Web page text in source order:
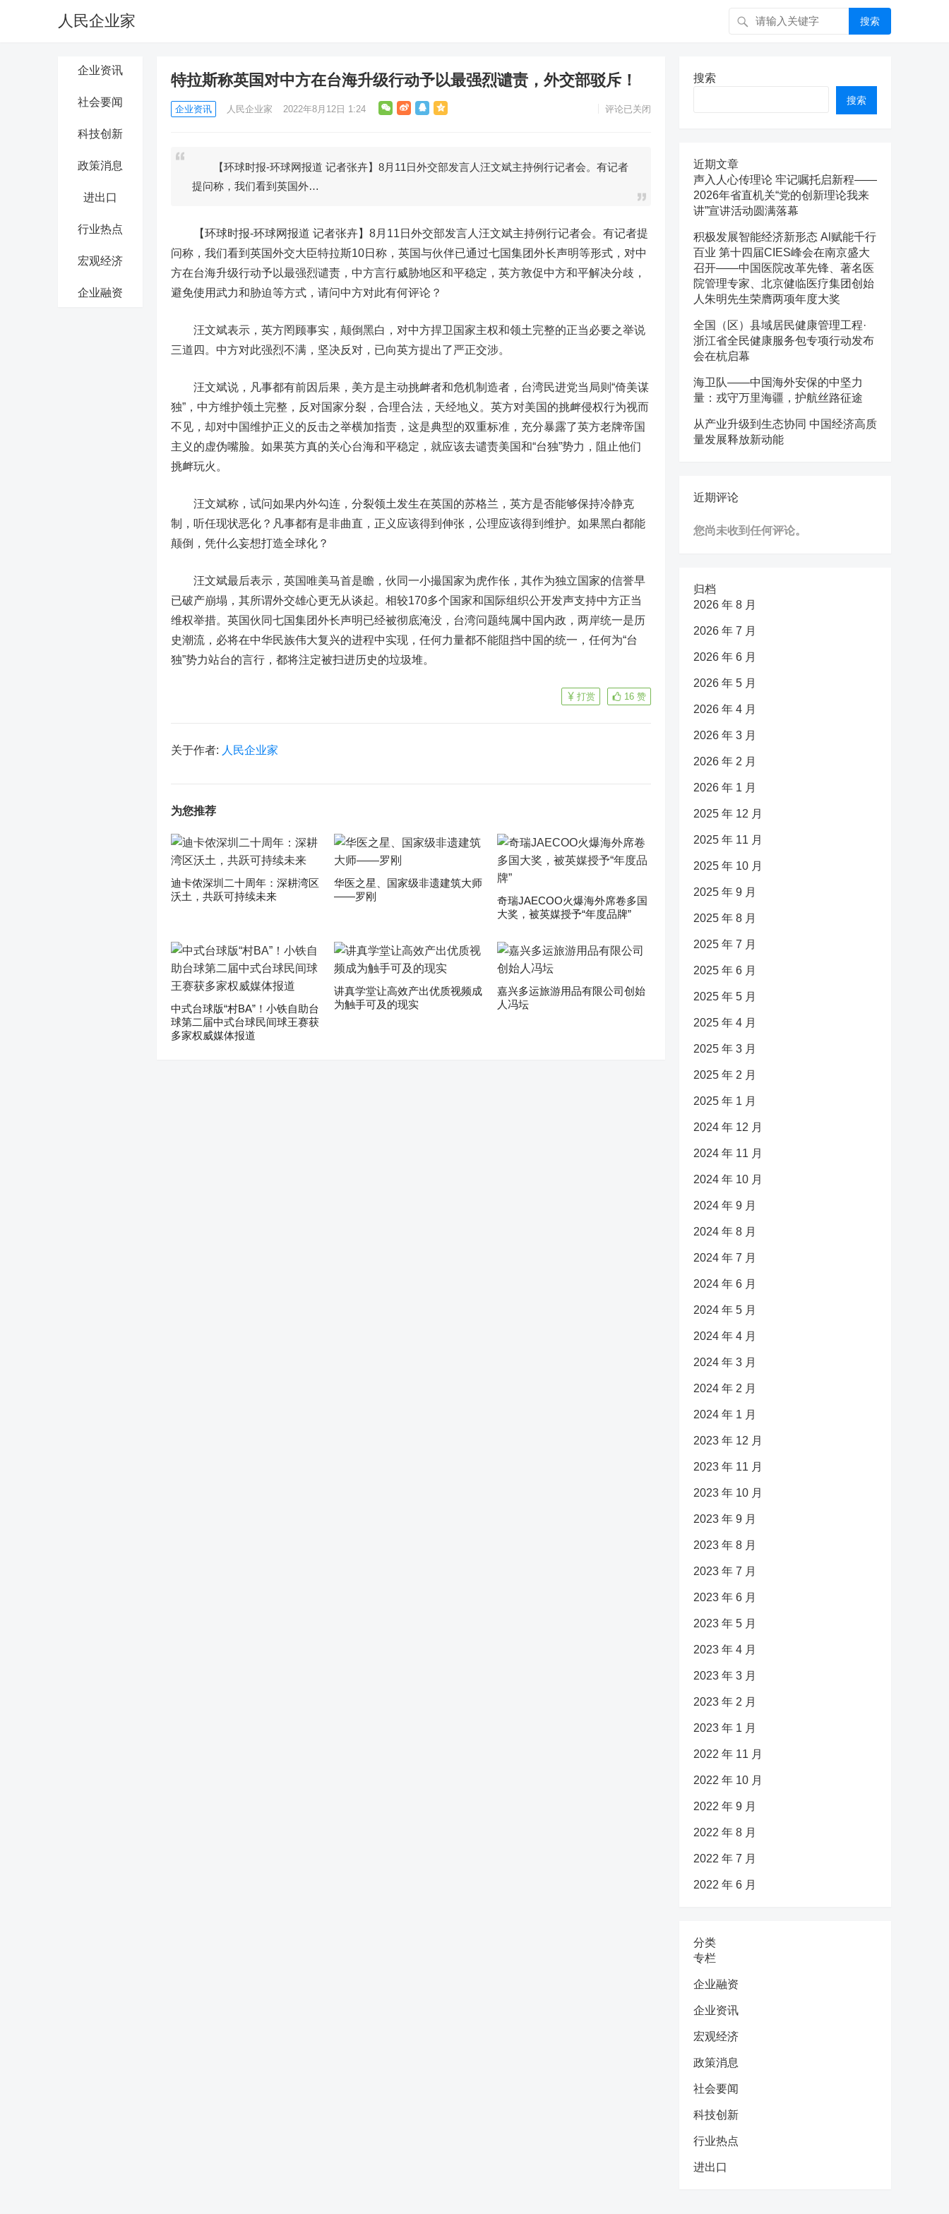
人民企业家 搜索
企业资讯
社会要闻
科技创新
政策消息
进出口
行业热点
宏观经济
企业融资
特拉斯称英国对中方在台海升级行动予以最强烈谴责，外交部驳斥！
企业资讯 人民企业家 2022年8月12日 1:24 评论已关闭
【环球时报-环球网报道 记者张卉】8月11日外交部发言人汪文斌主持例行记者会。有记者
提问称，我们看到英国外…
【环球时报-环球网报道 记者张卉】8月11日外交部发言人汪文斌主持例行记者会。有记者提
问称，我们看到英国外交大臣特拉斯10日称，英国与伙伴已通过七国集团外长声明等形式，对中
方在台海升级行动予以最强烈谴责，中方言行威胁地区和平稳定，英方敦促中方和平解决分歧，
避免使用武力和胁迫等方式，请问中方对此有何评论？
汪文斌表示，英方罔顾事实，颠倒黑白，对中方捍卫国家主权和领土完整的正当必要之举说
三道四。中方对此强烈不满，坚决反对，已向英方提出了严正交涉。
汪文斌说，凡事都有前因后果，美方是主动挑衅者和危机制造者，台湾民进党当局则“倚美谋
独”，中方维护领土完整，反对国家分裂，合理合法，天经地义。英方对美国的挑衅侵权行为视而
不见，却对中国维护正义的反击之举横加指责，这是典型的双重标准，充分暴露了英方老牌帝国
主义的虚伪嘴脸。如果英方真的关心台海和平稳定，就应该去谴责美国和“台独”势力，阻止他们
挑衅玩火。
汪文斌称，试问如果内外勾连，分裂领土发生在英国的苏格兰，英方是否能够保持冷静克
制，听任现状恶化？凡事都有是非曲直，正义应该得到伸张，公理应该得到维护。如果黑白都能
颠倒，凭什么妄想打造全球化？
汪文斌最后表示，英国唯美马首是瞻，伙同一小撮国家为虎作伥，其作为独立国家的信誉早
已破产崩塌，其所谓外交雄心更无从谈起。相较170多个国家和国际组织公开发声支持中方正当
维权举措。英国伙同七国集团外长声明已经被彻底淹没，台湾问题纯属中国内政，两岸统一是历
史潮流，必将在中华民族伟大复兴的进程中实现，任何力量都不能阻挡中国的统一，任何为“台
独”势力站台的言行，都将注定被扫进历史的垃圾堆。
16 赞
打赏
关于作者: 人民企业家
为您推荐
迪卡侬深圳二十周年：深耕湾区
沃土，共跃可持续未来
华医之星、国家级非遗建筑大师
——罗刚
奇瑞JAECOO火爆海外席卷多国
大奖，被英媒授予“年度品牌”
中式台球版“村BA”！小铁自助台
球第二届中式台球民间球王赛获
多家权威媒体报道
讲真学堂让高效产出优质视频成
为触手可及的现实
嘉兴多运旅游用品有限公司创始
人冯坛
搜索
搜索
近期文章
声入人心传理论 牢记嘱托启新程——
2026年省直机关“党的创新理论我来
讲”宣讲活动圆满落幕
积极发展智能经济新形态 Al赋能千行
百业 第十四届CIES峰会在南京盛大
召开——中国医院改革先锋、著名医
院管理专家、北京健临医疗集团创始
人朱明先生荣膺两项年度大奖
全国（区）县域居民健康管理工程·
浙江省全民健康服务包专项行动发布
会在杭启幕
海卫队——中国海外安保的中坚力
量：戎守万里海疆，护航丝路征途
从产业升级到生态协同 中国经济高质
量发展释放新动能
近期评论
您尚未收到任何评论。
归档
2026 年 8 月
2026 年 7 月
2026 年 6 月
2026 年 5 月
2026 年 4 月
2026 年 3 月
2026 年 2 月
2026 年 1 月
2025 年 12 月
2025 年 11 月
2025 年 10 月
2025 年 9 月
2025 年 8 月
2025 年 7 月
2025 年 6 月
2025 年 5 月
2025 年 4 月
2025 年 3 月
2025 年 2 月
2025 年 1 月
2024 年 12 月
2024 年 11 月
2024 年 10 月
2024 年 9 月
2024 年 8 月
2024 年 7 月
2024 年 6 月
2024 年 5 月
2024 年 4 月
2024 年 3 月
2024 年 2 月
2024 年 1 月
2023 年 12 月
2023 年 11 月
2023 年 10 月
2023 年 9 月
2023 年 8 月
2023 年 7 月
2023 年 6 月
2023 年 5 月
2023 年 4 月
2023 年 3 月
2023 年 2 月
2023 年 1 月
2022 年 11 月
2022 年 10 月
2022 年 9 月
2022 年 8 月
2022 年 7 月
2022 年 6 月
分类
专栏
企业融资
企业资讯
宏观经济
政策消息
社会要闻
科技创新
行业热点
进出口